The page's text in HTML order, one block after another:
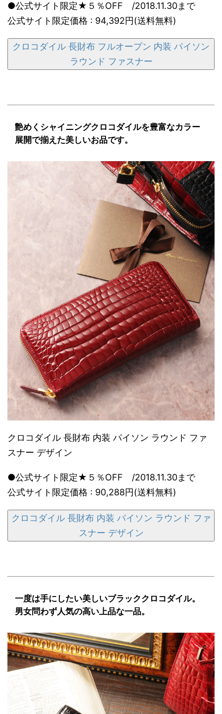
●公式サイト限定★５％OFF /2018.11.30まで
公式サイト限定価格 : 94,392円(送料無料)
クロコダイル 長財布 フルオープン 内装 パイソン
ラウンド ファスナー
艶めくシャイニングクロコダイルを豊富なカラー
展開で揃えた美しいお品です。
クロコダイル 長財布 内装 パイソン ラウンド ファ
スナー デザイン
●公式サイト限定★５％OFF /2018.11.30まで
公式サイト限定価格 : 90,288円(送料無料)
クロコダイル 長財布 内装 パイソン ラウンド ファ
スナー デザイン
一度は手にしたい美しいブラッククロコダイル。
男女問わず人気の高い上品な一品。